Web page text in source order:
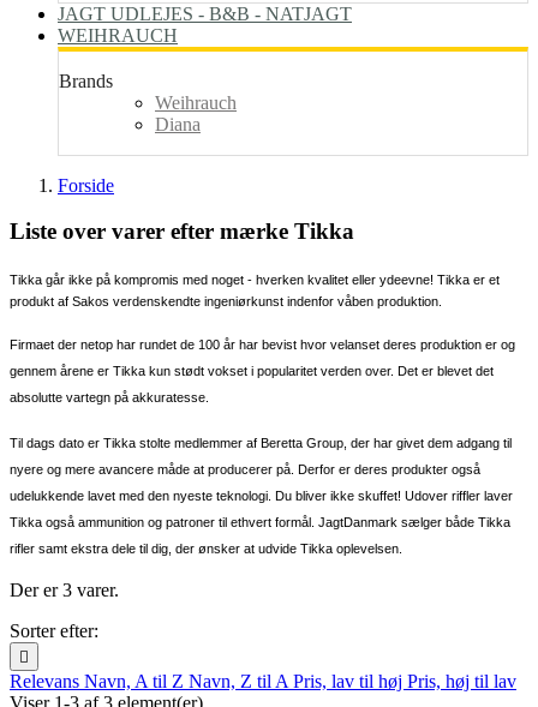
JAGT UDLEJES - B&B - NATJAGT
WEIHRAUCH
Brands
Weihrauch
Diana
Forside
Liste over varer efter mærke Tikka
Tikka går ikke på kompromis med noget - hverken kvalitet eller ydeevne! Tikka er et
produkt af Sakos verdenskendte ingeniørkunst indenfor våben produktion.
Firmaet der netop har rundet de 100 år har bevist hvor velanset deres produktion er og
gennem årene er Tikka kun stødt vokset i popularitet verden over. Det er blevet det
absolutte vartegn på akkuratesse.
Til dags dato er Tikka stolte medlemmer af Beretta Group, der har givet dem adgang til
nyere og mere avancere måde at producerer på. Derfor er deres produkter også
udelukkende lavet med den nyeste teknologi. Du bliver ikke skuffet! Udover riffler laver
Tikka også ammunition og patroner til ethvert formål. JagtDanmark sælger både Tikka
rifler samt ekstra dele til dig, der ønsker at udvide Tikka oplevelsen.
Der er 3 varer.
Sorter efter:

Relevans Navn, A til Z Navn, Z til A Pris, lav til høj Pris, høj til lav
Viser 1-3 af 3 element(er)